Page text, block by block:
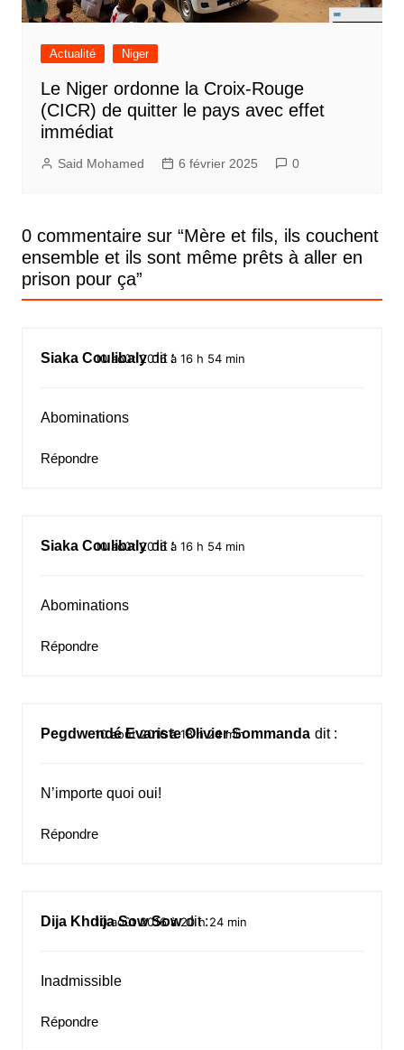
Actualité Niger
Le Niger ordonne la Croix-Rouge
(CICR) de quitter le pays avec effet
immédiat
Said Mohamed 6 février 2025 0
0 commentaire sur “Mère et fils, ils couchent
ensemble et ils sont même prêts à aller en
prison pour ça”
Siaka Coulibaly dit :
10 août 2016 à 16 h 54 min
Abominations
Répondre
Siaka Coulibaly dit :
10 août 2016 à 16 h 54 min
Abominations
Répondre
Pegdwendé Evariste Olivier Sommanda dit :
10 août 2016 à 18 h 24 min
N’importe quoi oui!
Répondre
Dija Khdija Sow Sow dit :
10 août 2016 à 20 h 24 min
Inadmissible
Répondre